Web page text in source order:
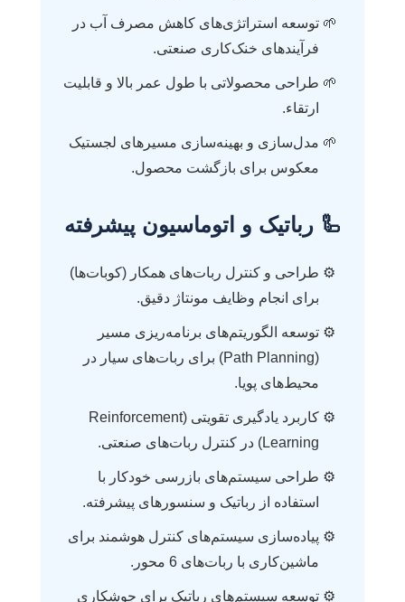
توسعه استراتژی‌های کاهش مصرف آب در
فرآیندهای خنک‌کاری صنعتی.
طراحی محصولاتی با طول عمر بالا و قابلیت
ارتقاء.
مدل‌سازی و بهینه‌سازی مسیرهای لجستیک
معکوس برای بازگشت محصول.
🦾 رباتیک و اتوماسیون پیشرفته
طراحی و کنترل ربات‌های همکار (کوبات‌ها)
برای انجام وظایف مونتاژ دقیق.
توسعه الگوریتم‌های برنامه‌ریزی مسیر
(Path Planning) برای ربات‌های سیار در
محیط‌های پویا.
کاربرد یادگیری تقویتی (Reinforcement
Learning) در کنترل ربات‌های صنعتی.
طراحی سیستم‌های بازرسی خودکار با
استفاده از رباتیک و سنسورهای پیشرفته.
پیاده‌سازی سیستم‌های کنترل هوشمند برای
ماشین‌کاری با ربات‌های 6 محور.
توسعه سیستم‌های رباتیک برای جوشکاری